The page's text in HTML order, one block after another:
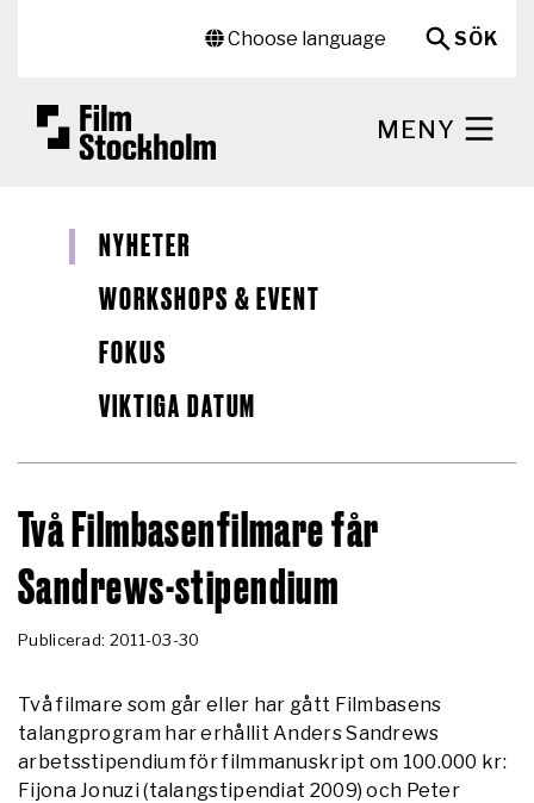
Choose language
SÖK
MENY
NYHETER
WORKSHOPS & EVENT
FOKUS
VIKTIGA DATUM
Två Filmbasenfilmare får
Sandrews-stipendium
Publicerad: 2011-03-30
Två filmare som går eller har gått Filmbasens
talangprogram har erhållit Anders Sandrews
arbetsstipendium för filmmanuskript om 100.000 kr:
Fijona Jonuzi (talangstipendiat 2009) och Peter